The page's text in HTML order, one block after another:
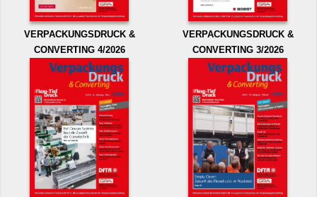
VERPACKUNGSDRUCK &
CONVERTING 4/2026
VERPACKUNGSDRUCK &
CONVERTING 3/2026